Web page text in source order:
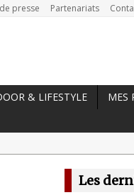
presse Partenariats
& LIFESTYLE MES
Les